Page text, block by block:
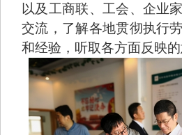
以及工商联、工会、企业
交流，了解各地贯彻执行
和经验，听取各方面反映的